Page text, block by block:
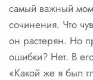
самый важный
сочинения. Что
он растерян. Но
ошибки? Нет. В
«Какой же я был